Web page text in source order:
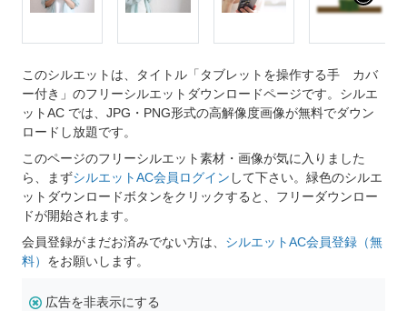
このシルエットは、タイトル「タブレットを操作する手 カバ
ー付き」のフリーシルエットダウンロードページです。シルエ
ットAC では、JPG・PNG形式の高解像度画像が無料でダウン
ロードし放題です。
このページのフリーシルエット素材・画像が気に入りました
ら、まずシルエットAC会員ログイン して下さい。緑色のシルエ
ットダウンロードボタンをクリックすると、フリーダウンロー
ドが開始されます。
会員登録がまだお済みでない方は、 シルエットAC会員登録（無
料） をお願いします。
広告を非表示にする